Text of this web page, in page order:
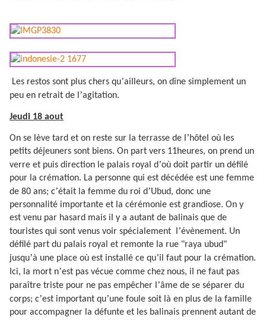
Les restos sont plus chers qu’ailleurs, on dîne simplement un
peu en retrait de l’agitation.
Jeudi 18 aout
On se lève tard et on reste sur la terrasse de l ’hôtel où les
petits déjeuners sont biens. On part vers 11heures, on prend un
verre et puis direction le palais royal d’où doit partir un défilé
pour la crémation. La personne qui est décédée est une femme
de 80 ans; c’était la femme du roi d’Ubud, donc une
personnalité importante et la cérémonie est grandiose. On y
est venu par hasard mais il y a autant de balinais que de
touristes qui sont venus voir spécialement
’évènement. Un
défilé part du palais royal et remonte la rue "raya ubud"
jusqu’à une place où est installé ce qu’il faut pour la crémation.
Ici, la mort n’est pas vécue comme chez nous, il ne faut pas
paraître triste pour ne pas empêcher l ’âme de se séparer du
corps; c’est important qu’une foule soit là en plus de la famille
pour accompagner la défunte et les balinais prennent autant de